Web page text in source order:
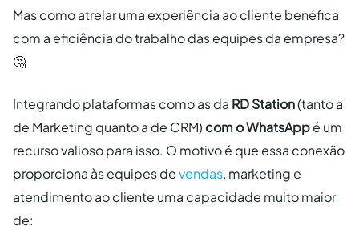
Mas como atrelar uma experiência ao cliente benéfica
com a eficiência do trabalho das equipes da empresa?
🤔
Integrando plataformas como as da RD Station(tanto a
de Marketing quanto a de CRM) com o WhatsAppé um
recurso valioso para isso. O motivo é que essa conexão
proporciona às equipes devendas, marketing e
atendimento ao cliente uma capacidade muito maior
de: